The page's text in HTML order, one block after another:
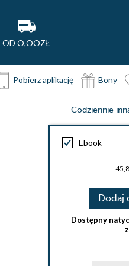
OD O,OOZŁ
Pobierz aplikację Bony
Codziennie
Ebook
Dodaj
Dostępny